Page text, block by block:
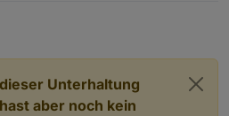
Unterhaltung
aber noch kein